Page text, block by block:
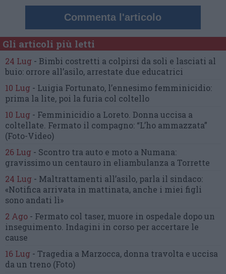
Commenta l'articolo
Gli articoli più letti
24 Lug - Bimbi costretti a colpirsi da soli e lasciati al
buio: orrore all’asilo, arrestate due educatrici
10 Lug - Luigia Fortunato, l’ennesimo femminicidio:
prima la lite, poi la furia col coltello
10 Lug - Femminicidio a Loreto. Donna uccisa a
coltellate. Fermato il compagno: “L’ho ammazzata”
(Foto-Video)
26 Lug - Scontro tra auto e moto a Numana:
gravissimo un centauro in eliambulanza a Torrette
24 Lug - Maltrattamenti all’asilo, parla il sindaco:
«Notifica arrivata in mattinata, anche i miei figli
sono andati lì»
2 Ago - Fermato col taser, muore in ospedale dopo un
inseguimento. Indagini in corso per accertare le
cause
16 Lug - Tragedia a Marzocca, donna travolta e uccisa
da un treno (Foto)